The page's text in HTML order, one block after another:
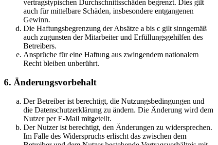
vertragstypischen Durchschnittsschäden begrenzt. Dies gilt
auch für mittelbare Schäden, insbesondere entgangenen
Gewinn.
Die Haftungsbegrenzung der Absätze a bis c gilt sinngemäß
auch zugunsten der Mitarbeiter und Erfüllungsgehilfen des
Betreibers.
Ansprüche für eine Haftung aus zwingendem nationalem
Recht bleiben unberührt.
6. Änderungsvorbehalt
Der Betreiber ist berechtigt, die Nutzungsbedingungen und
die Datenschutzerklärung zu ändern. Die Änderung wird dem
Nutzer per E-Mail mitgeteilt.
Der Nutzer ist berechtigt, den Änderungen zu widersprechen.
Im Falle des Widerspruchs erlischt das zwischen dem